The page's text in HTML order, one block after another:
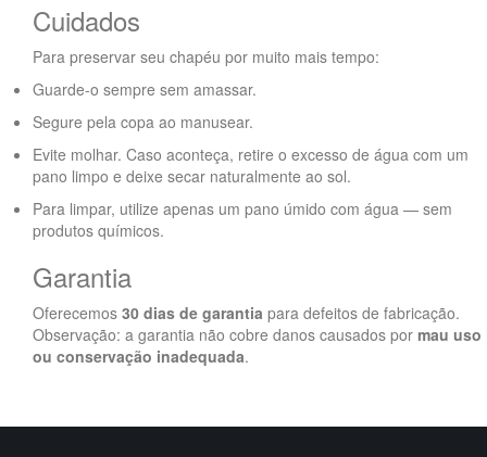
Cuidados
Para preservar seu chapéu por muito mais tempo:
Guarde-o sempre sem amassar.
Segure pela copa ao manusear.
Evite molhar. Caso aconteça, retire o excesso de água com um
pano limpo e deixe secar naturalmente ao sol.
Para limpar, utilize apenas um pano úmido com água — sem
produtos químicos.
Garantia
Oferecemos 30 dias de garantia para defeitos de fabricação.
Observação: a garantia não cobre danos causados por mau uso
ou conservação inadequada.